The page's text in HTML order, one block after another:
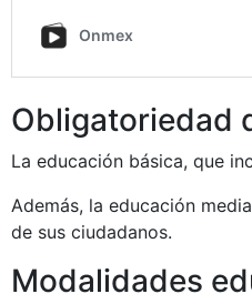
Obligatoriedad
La educación básica, que
Además, la educación
de sus ciudadanos.
Modalidades